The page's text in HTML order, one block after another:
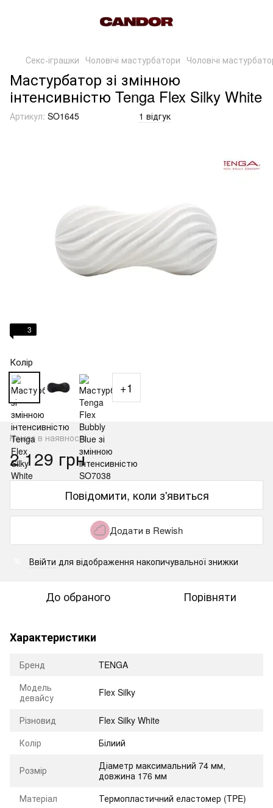
Секс-іграшки Чоловічі мастурбатори Чоловічі
Мастурбатор зі змінною
інтенсивністю Tenga Flex Silky White
Артикул: SO1645 1 відгук
3
Колір
+1
Немає в наявності
2 129 грн
Повідомити, коли з'явиться
Додати в Rewish
Ввійти для відображення накопичувальної знижки
До обраного Порівняти
Характеристики
Бренд
TENGA
Модель
девайсу
Flex Silky
Різновид
Flex Silky White
Колір
Білиий
Розмір
Діаметр максимальний 74 мм,
довжина 176 мм
Матеріал
Термопластичний еластомер (TPE)